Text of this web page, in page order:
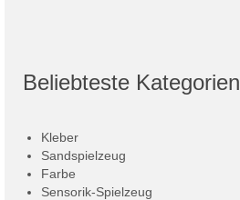
Beliebteste Kategorien
Kleber
Sandspielzeug
Farbe
Sensorik-Spielzeug